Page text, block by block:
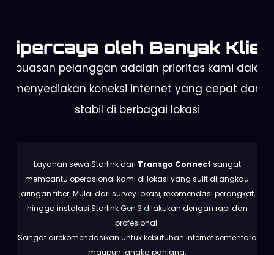
Dipercaya oleh Banyak Klien
Kepuasan pelanggan adalah prioritas kami dalam
menyediakan koneksi internet yang cepat dan
stabil di berbagai lokasi
Layanan sewa Starlink dari Transgo Connect sangat
membantu operasional kami di lokasi yang sulit dijangkau
jaringan fiber. Mulai dari survey lokasi, rekomendasi perangkat,
hingga instalasi Starlink Gen 3 dilakukan dengan rapi dan
profesional.
Sangat direkomendasikan untuk kebutuhan internet sementara
maupun jangka panjang.